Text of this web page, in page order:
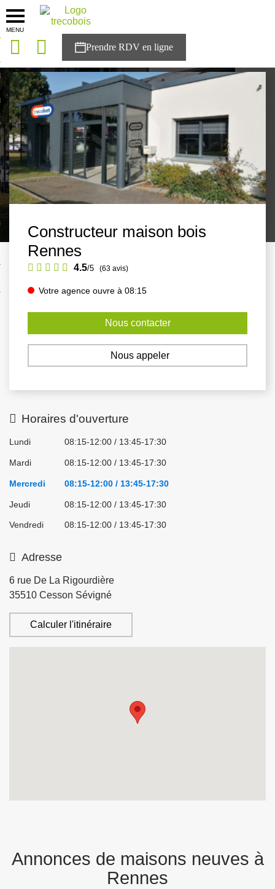
MENU
solutions
Trecobois
à NESTOR
Constructeur maison bois
Rennes
4.5/5 (63 avis)
Votre agence ouvre à 08:15
Nous contacter
Nous appeler
Horaires d'ouverture
Lundi 08:15-12:00 / 13:45-17:30
Mardi 08:15-12:00 / 13:45-17:30
Mercredi 08:15-12:00 / 13:45-17:30
Jeudi 08:15-12:00 / 13:45-17:30
Vendredi 08:15-12:00 / 13:45-17:30
Adresse
6 rue De La Rigourdière
35510 Cesson Sévigné
Calculer l'itinéraire
Annonces de maisons neuves à
Rennes